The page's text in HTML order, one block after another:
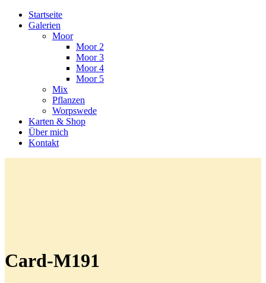
Startseite
Galerien
Moor
Moor 2
Moor 3
Moor 4
Moor 5
Mix
Pflanzen
Worpswede
Karten & Shop
Über mich
Kontakt
Card-M191